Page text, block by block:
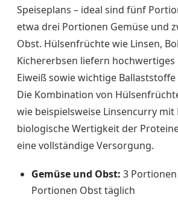
Speiseplans – ideal sind fünf
etwa drei Portionen Gemüse und
Obst. Hülsenfrüchte wie Linsen,
Kichererbsen liefern hochwertiges
Eiweiß sowie wichtige
Die Kombination von
wie beispielsweise Linsencurry mit
biologische Wertigkeit der
eine vollständige Versorgung.
Gemüse und Obst: 3
Portionen Obst täglich